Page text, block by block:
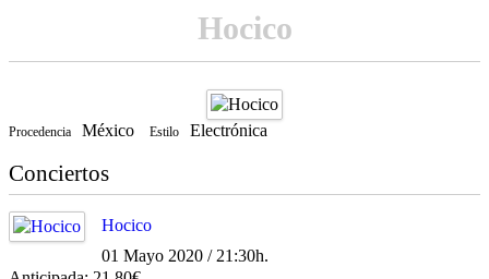
Hocico
Procedencia México Estilo Electrónica
Conciertos
Hocico
01 Mayo 2020 / 21:30h.